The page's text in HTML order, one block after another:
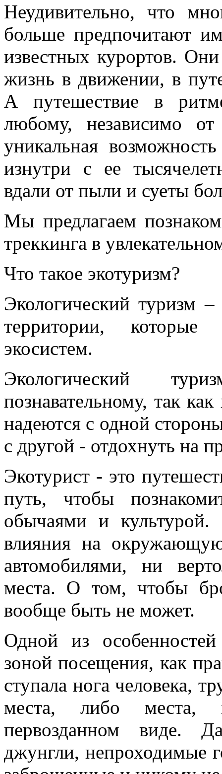
Неудивительно, что
больше предпочитают
известных курортов.
жизнь в движении, в
А путешествие в
любому, независимо
уникальная
изнутри с ее
вдали от пыли и суеты
Мы предлагаем
треккинга в
Что такое экотуризм?
Экологический туризм
территории,
экосистем.
Экологический
познавательному, так
надеются с одной
с другой - отдохнуть на
Экотурист - это
путь, чтобы
обычаями и культурой.
влияния на
автомобилями, ни
места. О том, чтобы
вообще быть не может.
Одной из
зоной посещения, как
ступала нога человека,
места, либо места,
первозданном виде.
джунгли, непроходимые